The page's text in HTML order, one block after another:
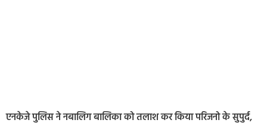
एनकेजे पुलिस ने नबालिग बालिका को तलाश कर किया परिजनो के सुपुर्द,